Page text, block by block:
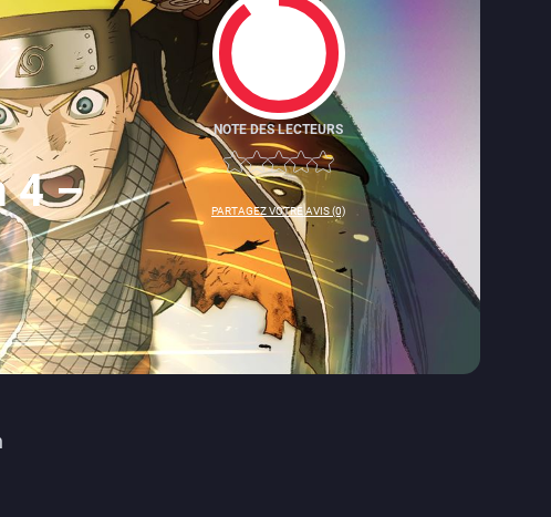
4 –
9
NOTE DES LECTEURS
PARTAGEZ VOTRE AVIS (0)